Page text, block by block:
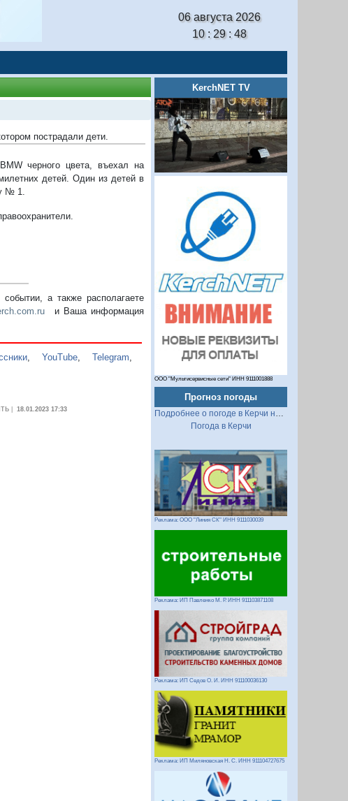
06 августа 2026
10 : 29 : 49
пострадали дети.
черного цвета, въехал на
детей. Один из детей в
№ 1.
а также располагаете
и Ваша информация
,YouTube ,Telegram
| 18.01.2023 17:33
KerchNET TV
ООО "Мультисервисные сети" ИНН 9111001888
Прогноз погоды
Подробнее о погоде в Керчи на 2 недели
Погода в Керчи
Реклама: ООО "Линия СК" ИНН 9111030039
Реклама: ИП Павленко М. Р. ИНН 911103871108
Реклама: ИП Седов О. И. ИНН 911100036130
Реклама: ИП Миляновская Н. С. ИНН 911104727675